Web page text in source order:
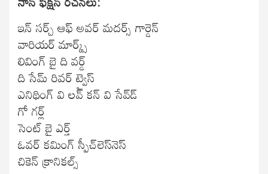
ఇన్‌ సర్చ్‌ ఆఫ్‌ అవర్‌ మదర్స్‌ గార్డెన్‌
వారియర్‌ మార్క్స్‌
లివింగ్‌ బై ది వర్డ్‌
ది సేమ్‌ రివర్‌ ట్వైస్‌
ఎనిథింగ్‌ వి లవ్‌ కన్‌ వి సేవ్‌డ్‌
గో గర్ల్‌
సెంట్‌ బై ఎర్త్‌
ఓవర్‌ కమింగ్‌ స్పీచ్‌లెస్‌నెస్
చికెన్‌ క్రానికల్స్‌